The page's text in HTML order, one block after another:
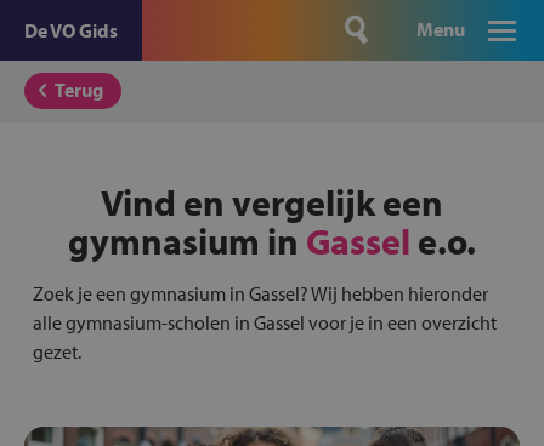
De VO Gids Menu
Terug
Vind en vergelijk een
gymnasium in Gassel e.o.
Zoek je een gymnasium in Gassel? Wij hebben hieronder
alle gymnasium-scholen in Gassel voor je in een overzicht
gezet.